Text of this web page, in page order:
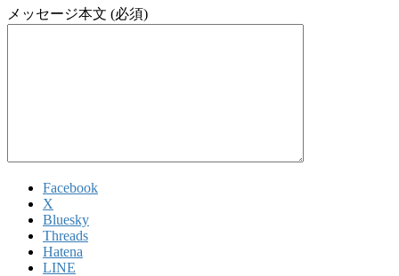
メッセージ本文 (必須)
Facebook
X
Bluesky
Threads
Hatena
LINE